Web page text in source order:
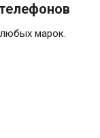
марок.